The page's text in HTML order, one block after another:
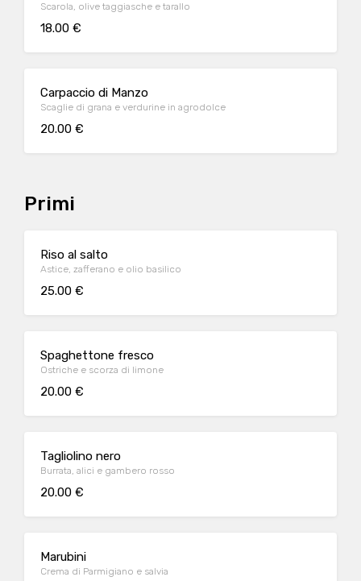
Scarola, olive taggiasche e tarallo
18.00 €
Carpaccio di Manzo
Scaglie di grana e verdurine in agrodolce
20.00 €
Primi
Riso al salto
Astice, zafferano e olio basilico
25.00 €
Spaghettone fresco
Ostriche e scorza di limone
20.00 €
Tagliolino nero
Burrata, alici e gambero rosso
20.00 €
Marubini
Crema di Parmigiano e salvia